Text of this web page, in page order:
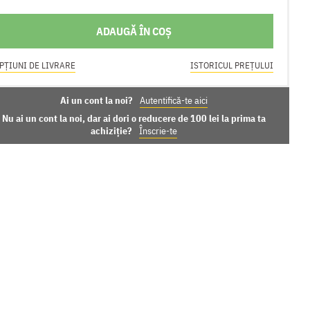
ADAUGĂ ÎN COȘ
DE LIVRARE ISTORICUL PREȚULUI
Ai un cont la noi?
Autentifică-te aici
Nu ai un cont la noi, dar ai dori o reducere de 100 lei la prima ta
achiziție?
Înscrie-te